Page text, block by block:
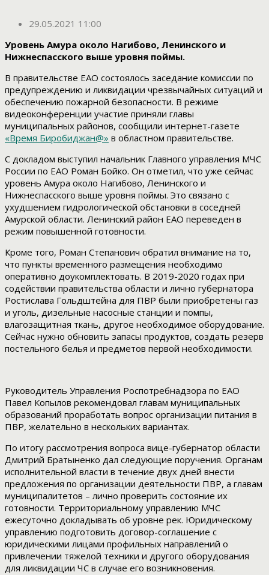
29.05.2021 11:00
Уровень Амура около Нагибово, Ленинского и
Нижнеспасского выше уровня поймы.
В правительстве ЕАО состоялось заседание комиссии по
предупреждению и ликвидации чрезвычайных ситуаций и
обеспечению пожарной безопасности. В режиме
видеоконференции участие приняли главы
муниципальных районов, сообщили интернет-газете
«Время Биробиджан@» в областном правительстве.
С докладом выступил начальник Главного управления МЧС
России по ЕАО Роман Бойко. Он отметил, что уже сейчас
уровень Амура около Нагибово, Ленинского и
Нижнеспасского выше уровня поймы. Это связано с
ухудшением гидрологической обстановки в соседней
Амурской области. Ленинский район ЕАО переведен в
режим повышенной готовности.
Кроме того, Роман Степанович обратил внимание на то,
что пункты временного размещения необходимо
оперативно доукомплектовать. В 2019-2020 годах при
содействии правительства области и лично губернатора
Ростислава Гольдштейна для ПВР были приобретены газ
и уголь, дизельные насосные станции и помпы,
влагозащитная ткань, другое необходимое оборудование.
Сейчас нужно обновить запасы продуктов, создать резерв
постельного белья и предметов первой необходимости.
Руководитель Управления Роспотребнадзора по ЕАО
Павел Копылов рекомендовал главам муниципальных
образований проработать вопрос организации питания в
ПВР, желательно в нескольких вариантах.
По итогу рассмотрения вопроса вице-губернатор области
Дмитрий Братыненко дал следующие поручения. Органам
исполнительной власти в течение двух дней внести
предложения по организации деятельности ПВР, а главам
муниципалитетов – лично проверить состояние их
готовности. Территориальному управлению МЧС
ежесуточно докладывать об уровне рек. Юридическому
управлению подготовить договор-соглашение с
юридическими лицами профильных направлений о
привлечении тяжелой техники и другого оборудования
для ликвидации ЧС в случае его возникновения.